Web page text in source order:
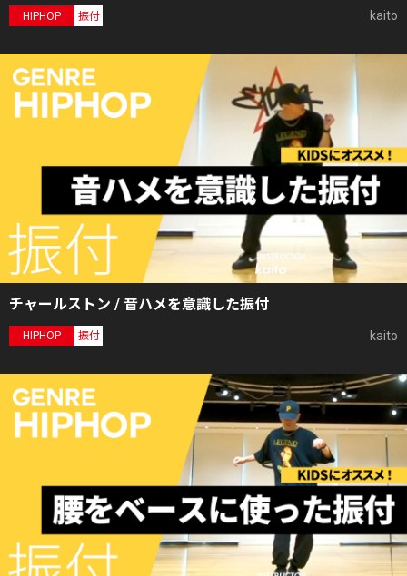
HIPHOP 振付 kaito
チャールストン / 音ハメを意識した振付
HIPHOP 振付 kaito